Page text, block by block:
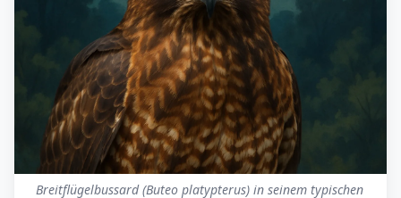
Breitflügelbussard (Buteo platypterus) in seinem typischen